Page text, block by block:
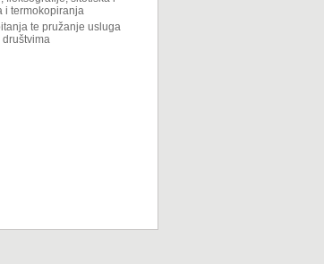
i termokopiranja
te pružanje usluga